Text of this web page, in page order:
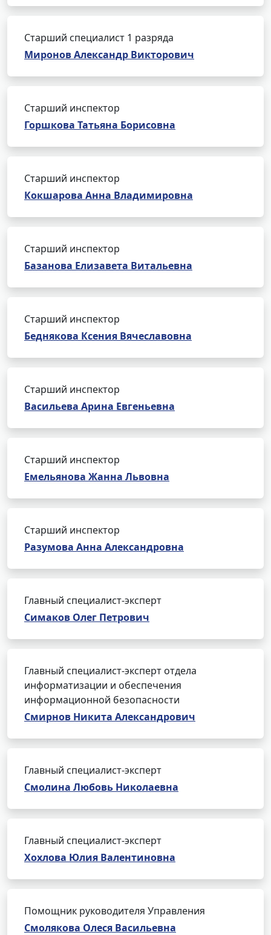
Старший специалист 1 разряда
Миронов Александр Викторович
Старший инспектор
Горшкова Татьяна Борисовна
Старший инспектор
Кокшарова Анна Владимировна
Старший инспектор
Базанова Елизавета Витальевна
Старший инспектор
Беднякова Ксения Вячеславовна
Старший инспектор
Васильева Арина Евгеньевна
Старший инспектор
Емельянова Жанна Львовна
Старший инспектор
Разумова Анна Александровна
Главный специалист-эксперт
Симаков Олег Петрович
Главный специалист-эксперт отдела
информатизации и обеспечения
информационной безопасности
Смирнов Никита Александрович
Главный специалист-эксперт
Смолина Любовь Николаевна
Главный специалист-эксперт
Хохлова Юлия Валентиновна
Помощник руководителя Управления
Смолякова Олеся Васильевна